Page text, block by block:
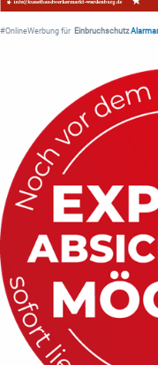
#OnlineWerbung für Einbruchschutz